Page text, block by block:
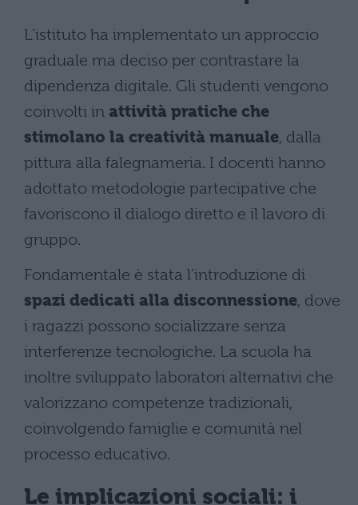
L’istituto ha implementato un approccio
graduale ma deciso per contrastare la
dipendenza digitale. Gli studenti vengono
coinvolti in attività pratiche che
stimolano la creatività manuale, dalla
pittura alla falegnameria. I docenti hanno
adottato metodologie partecipative che
favoriscono il dialogo diretto e il lavoro di
gruppo.
Fondamentale è stata l’introduzione di
spazi dedicati alla disconnessione, dove
i ragazzi possono socializzare senza
interferenze tecnologiche. La scuola ha
inoltre sviluppato laboratori alternativi che
valorizzano competenze tradizionali,
coinvolgendo famiglie e comunità nel
processo educativo.
Le implicazioni sociali: i